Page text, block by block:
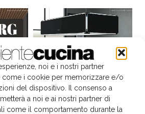
noi e i nostri partner
i cookie per memorizzare e/o
del dispositivo. Il consenso a
a noi e ai nostri partner di
come il comportamento durante la